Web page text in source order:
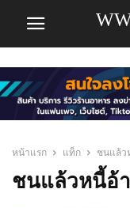
หน้าแรก แท็ก ชนแล้ว
ชนแล้วหนี้อ้